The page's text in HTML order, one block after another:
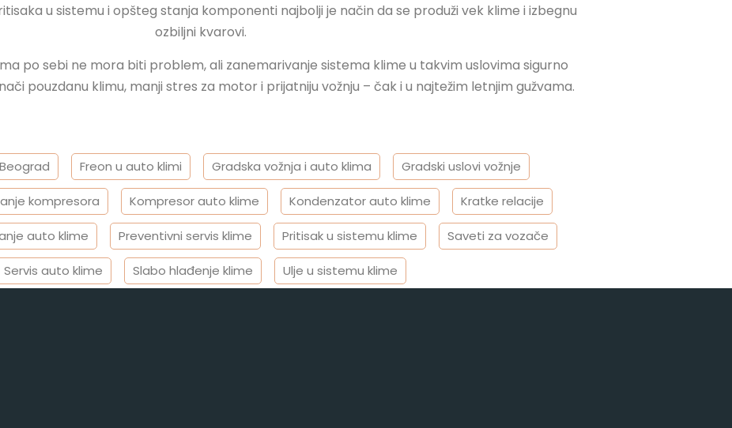
u sistemu i opšteg stanja komponenti najbolji je način da se produži vek klime i izbegnu
ozbiljni kvarovi.
po sebi ne mora biti problem, ali zanemarivanje sistema klime u takvim uslovima sigurno
pouzdanu klimu, manji stres za motor i prijatniju vožnju – čak i u najtežim letnjim gužvama.
Freon u auto klimi Gradska vožnja i auto klima Gradski uslovi vožnje
kompresora Kompresor auto klime Kondenzator auto klime Kratke relacije
auto klime Preventivni servis klime Pritisak u sistemu klime Saveti za vozače
Servis auto klime Slabo hlađenje klime Ulje u sistemu klime